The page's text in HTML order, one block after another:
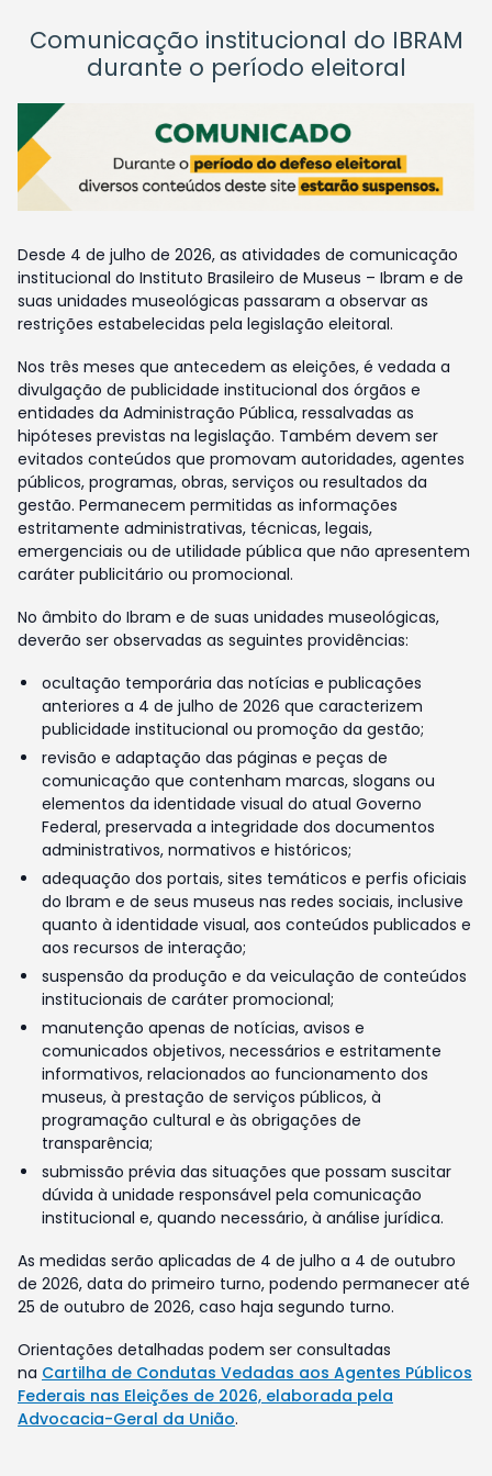
Comunicação institucional do IBRAM
durante o período eleitoral
Desde 4 de julho de 2026, as atividades de comunicação
institucional do Instituto Brasileiro de Museus – Ibram e de
suas unidades museológicas passaram a observar as
restrições estabelecidas pela legislação eleitoral.
Nos três meses que antecedem as eleições, é vedada a
divulgação de publicidade institucional dos órgãos e
entidades da Administração Pública, ressalvadas as
hipóteses previstas na legislação. Também devem ser
evitados conteúdos que promovam autoridades, agentes
públicos, programas, obras, serviços ou resultados da
gestão. Permanecem permitidas as informações
estritamente administrativas, técnicas, legais,
emergenciais ou de utilidade pública que não apresentem
caráter publicitário ou promocional.
No âmbito do Ibram e de suas unidades museológicas,
deverão ser observadas as seguintes providências:
ocultação temporária das notícias e publicações
anteriores a 4 de julho de 2026 que caracterizem
publicidade institucional ou promoção da gestão;
revisão e adaptação das páginas e peças de
comunicação que contenham marcas, slogans ou
elementos da identidade visual do atual Governo
Federal, preservada a integridade dos documentos
administrativos, normativos e históricos;
adequação dos portais, sites temáticos e perfis oficiais
do Ibram e de seus museus nas redes sociais, inclusive
quanto à identidade visual, aos conteúdos publicados e
aos recursos de interação;
suspensão da produção e da veiculação de conteúdos
institucionais de caráter promocional;
manutenção apenas de notícias, avisos e
comunicados objetivos, necessários e estritamente
informativos, relacionados ao funcionamento dos
museus, à prestação de serviços públicos, à
programação cultural e às obrigações de
transparência;
submissão prévia das situações que possam suscitar
dúvida à unidade responsável pela comunicação
institucional e, quando necessário, à análise jurídica.
As medidas serão aplicadas de 4 de julho a 4 de outubro
de 2026, data do primeiro turno, podendo permanecer até
25 de outubro de 2026, caso haja segundo turno.
Orientações detalhadas podem ser consultadas
na Cartilha de Condutas Vedadas aos Agentes Públicos
Federais nas Eleições de 2026, elaborada pela
Advocacia-Geral da União.